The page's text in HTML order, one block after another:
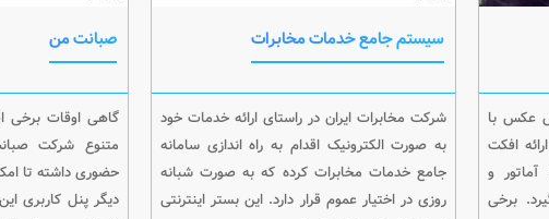
عکس با
افکت
آماتور و
برخی
سیستم جامع خدمات مخابرات
شرکت مخابرات ایران در راستای ارائه خدمات خود
به صورت الکترونیک اقدام به راه اندازی سامانه
جامع خدمات مخابرات کرده که به صورت شبانه
روزی در اختیار عموم قرار دارد. این بستر اینترنتی
صبانت من
گاهی اوقات برخی
متنوع شرکت
حضوری داشته تا
دیگر پنل کاربری